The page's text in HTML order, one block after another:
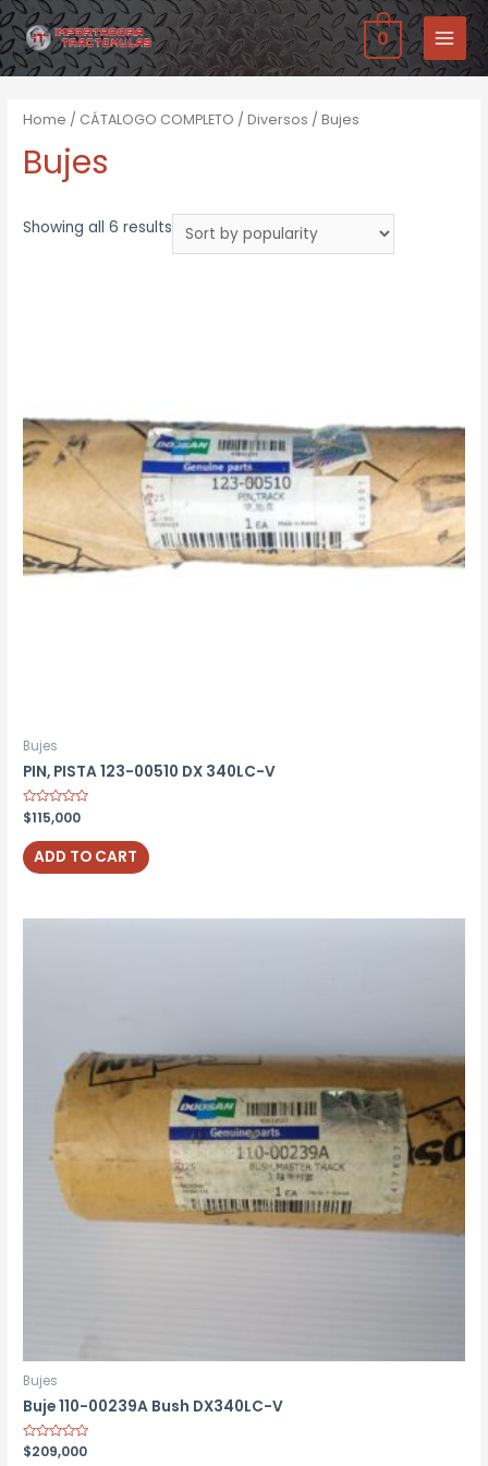
Ir
al
contenido
0
MAIN
Home / CÁTALOGO COMPLETO /Diversos / Bujes
Bujes
Showing all 6 results
Bujes
PIN, PISTA 123-00510 DX 340LC-V
Rated
0
out
of
5
$115,000
ADD TO CART
Bujes
Buje 110-00239A Bush DX340LC-V
Rated
0
$209,000